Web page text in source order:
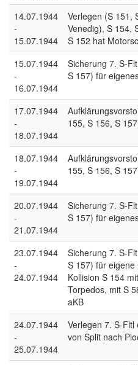
14.07.1944
-
15.07.1944
Verlegen (S 151,
Venedig), S 154,
S 152 hat
15.07.1944
-
16.07.1944
Sicherung 7. S-
S 157) für
17.07.1944
-
18.07.1944
155, S 156, S
18.07.1944
-
19.07.1944
155, S 156, S
20.07.1944
-
21.07.1944
Sicherung 7. S-
S 157) für
23.07.1944
-
24.07.1944
Sicherung 7. S-
S 157) für eigene
Kollision S 154
Torpedos, mit S
aKB
24.07.1944
-
25.07.1944
Verlegen 7. S-Fltl
von Split nach